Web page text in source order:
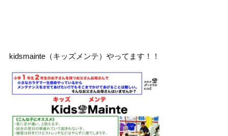
kidsmainte（キッズメンテ）やってます！！